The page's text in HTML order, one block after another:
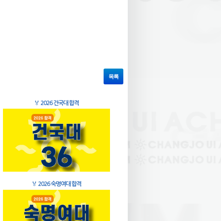
목록
🏅 2026 건국대 합격
🏅 2026 숙명여대 합격